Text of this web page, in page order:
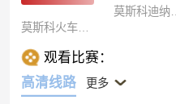
观看比赛：
高清线路
更多